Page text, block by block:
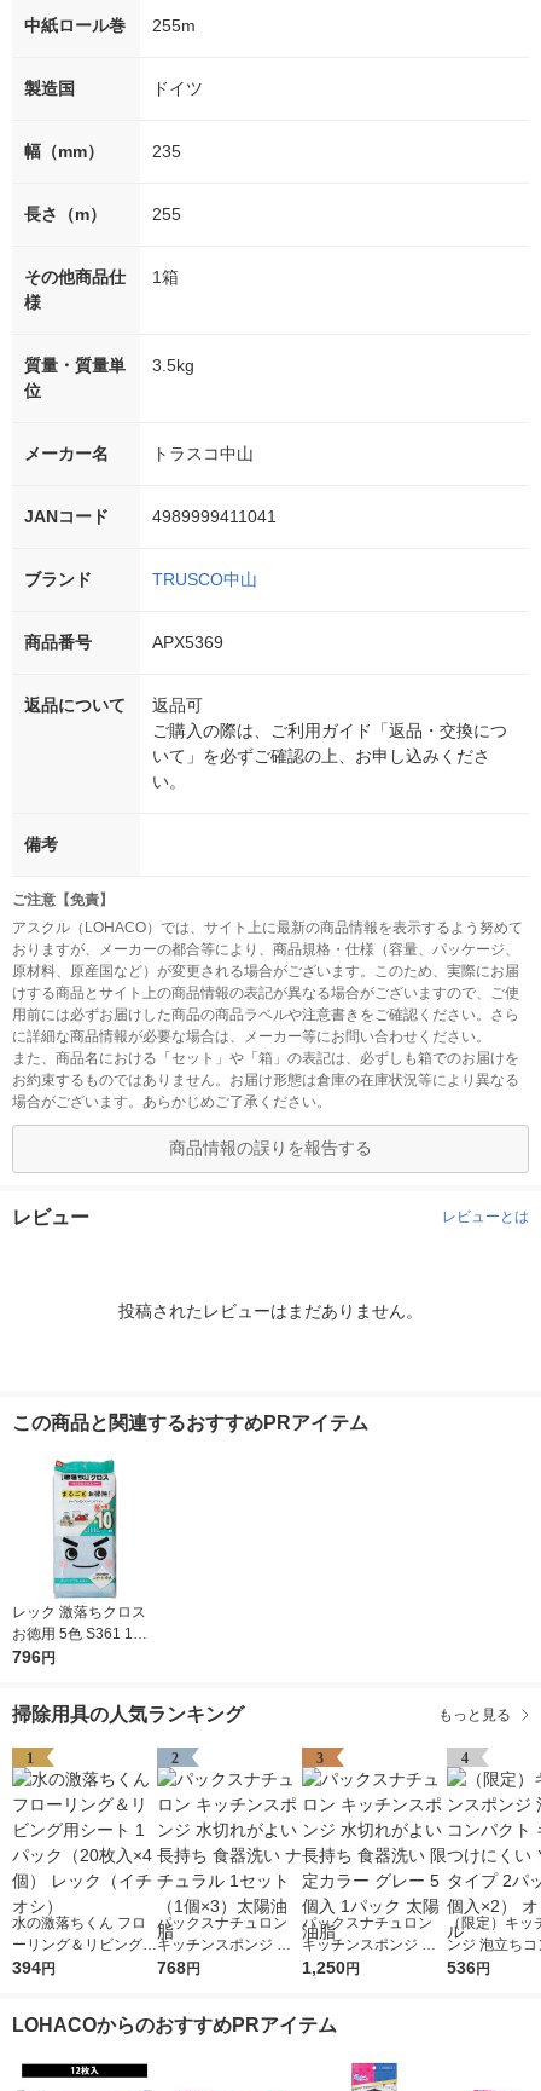
中紙ロール巻 255m
製造国 ドイツ
幅（mm） 235
長さ（m） 255
その他商品仕
様
1箱
質量・質量単
位
3.5kg
メーカー名 トラスコ中山
JANコード 4989999411041
ブランド TRUSCO中山
商品番号 APX5369
返品について
返品可
ご購入の際は、ご利用ガイド「返品・交換につ
いて」を必ずご確認の上、お申し込みくださ
い。
備考
ご注意【免責】
アスクル（LOHACO）では、サイト上に最新の商品情報を表示するよう努めて
おりますが、メーカーの都合等により、商品規格・仕様（容量、パッケージ、
原材料、原産国など）が変更される場合がございます。このため、実際にお届
けする商品とサイト上の商品情報の表記が異なる場合がございますので、ご使
用前には必ずお届けした商品の商品ラベルや注意書きをご確認ください。さら
に詳細な商品情報が必要な場合は、メーカー等にお問い合わせください。
また、商品名における「セット」や「箱」の表記は、必ずしも箱でのお届けを
お約束するものではありません。お届け形態は倉庫の在庫状況等により異なる
場合がございます。あらかじめご了承ください。
商品情報の誤りを報告する
レビュー レビューとは
投稿されたレビューはまだありません。
この商品と関連するおすすめPRアイテム
レック 激落ちクロス
お徳用 5色 S361 1パ
ック（10枚入）
796円
掃除用具の人気ランキング もっと見る
1
水の激落ちくん フロ
ーリング＆リビング用
シート 1パック（20枚
394円
2
パックスナチュロン
キッチンスポンジ 水
切れがよい 長持ち 食
油脂
768円
3
パックスナチュロン
キッチンスポンジ 水
切れがよい 長持ち 食
陽油脂
1,250円
4
（限定）キッ
ンジ 泡立ち
ト キズをつけ
536円
LOHACOからのおすすめPRアイテム